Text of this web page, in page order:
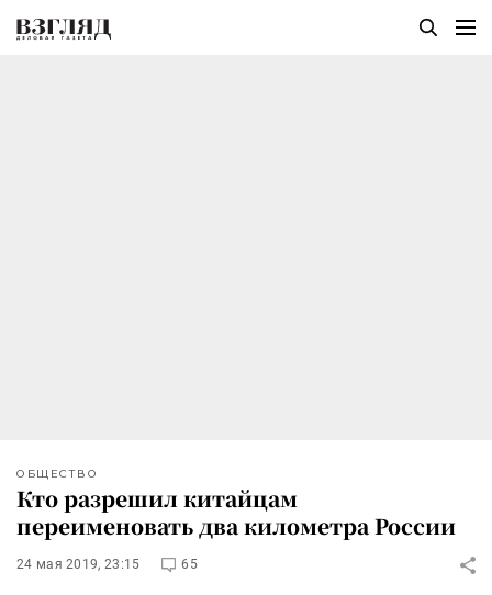
ОБЩЕСТВО
Кто разрешил китайцам
переименовать два километра России
24 мая 2019, 23:15 65